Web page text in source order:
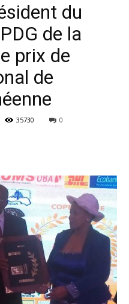
du
de la
prix de
de
35730 0